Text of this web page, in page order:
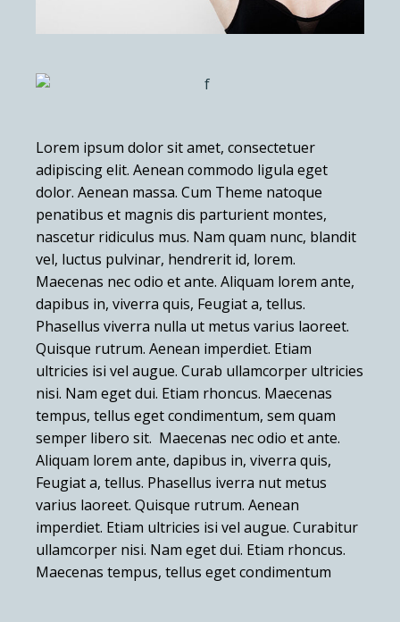
Lorem ipsum dolor sit amet, consectetuer
adipiscing elit. Aenean commodo ligula eget
dolor. Aenean massa. Cum Theme natoque
penatibus et magnis dis parturient montes,
nascetur ridiculus mus. Nam quam nunc, blandit
vel, luctus pulvinar, hendrerit id, lorem.
Maecenas nec odio et ante. Aliquam lorem ante,
dapibus in, viverra quis, Feugiat a, tellus.
Phasellus viverra nulla ut metus varius laoreet.
Quisque rutrum. Aenean imperdiet. Etiam
ultricies isi vel augue. Curab ullamcorper ultricies
nisi. Nam eget dui. Etiam rhoncus. Maecenas
tempus, tellus eget condimentum, sem quam
semper libero sit. Maecenas nec odio et ante.
Aliquam lorem ante, dapibus in, viverra quis,
Feugiat a, tellus. Phasellus iverra nut metus
varius laoreet. Quisque rutrum. Aenean
imperdiet. Etiam ultricies isi vel augue. Curabitur
ullamcorper nisi. Nam eget dui. Etiam rhoncus.
Maecenas tempus, tellus eget condimentum